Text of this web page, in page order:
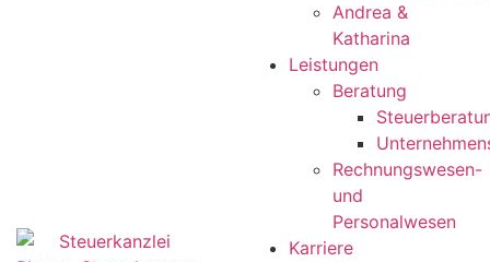
Andrea &
Katharina
Leistungen
Beratung
Rechnungswesen-
und
Personalwesen
Karriere